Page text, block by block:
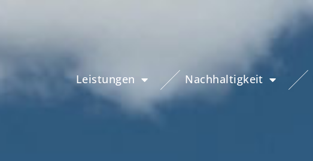
Leistungen Nachhaltigkeit